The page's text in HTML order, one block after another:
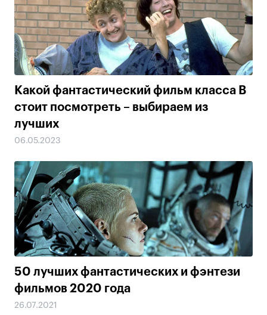
Какой фантастический фильм класса B
стоит посмотреть – выбираем из
лучших
06.05.2023
50 лучших фантастических и фэнтези
фильмов 2020 года
26.07.2021